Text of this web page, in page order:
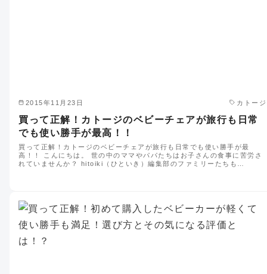
2015年11月23日 カトージ
買って正解！カトージのベビーチェアが旅行も日常
でも使い勝手が最高！！
買って正解！カトージのベビーチェアが旅行も日常でも使い勝手が最
高！！ こんにちは。 世の中のママやパパたちはお子さんの食事に苦労さ
れていませんか？ hitoiki（ひといき）編集部のファミリーたちも…